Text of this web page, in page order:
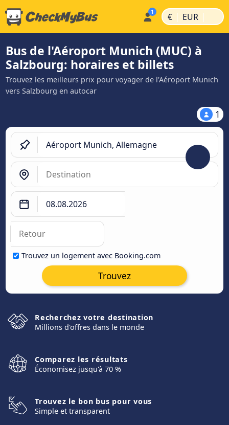
€ | EUR |
Bus de l'Aéroport Munich (MUC) à
Salzbourg: horaires et billets
Trouvez les meilleurs prix pour voyager de l'Aéroport Munich
vers Salzbourg en autocar
1
Trouvez un logement avec Booking.com
Trouvez
Recherchez votre destination
Millions d'offres dans le monde
Comparez les résultats
Économisez jusqu'à 70 %
Trouvez le bon bus pour vous
Simple et transparent